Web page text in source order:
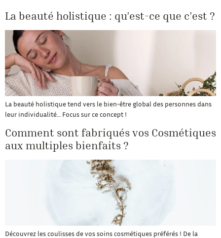
La beauté holistique : qu’est-ce que c’est ?
La beauté holistique tend vers le bien-être global des personnes dans
leur individualité… Focus sur ce concept !
Comment sont fabriqués vos Cosmétiques
aux multiples bienfaits ?
Découvrez les coulisses de vos soins cosmétiques préférés ! De la